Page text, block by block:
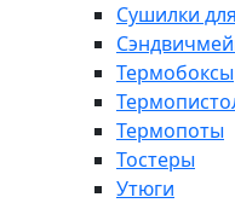
Сушилки
Термобоксы
Термопоты
Тостеры
Утюги